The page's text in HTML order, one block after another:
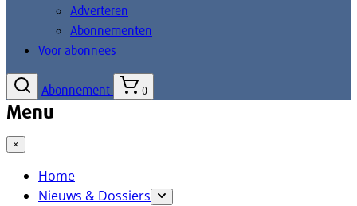
Adverteren
Abonnementen
Voor abonnees
Abonnement 0
Menu
×
Home
Nieuws & Dossiers